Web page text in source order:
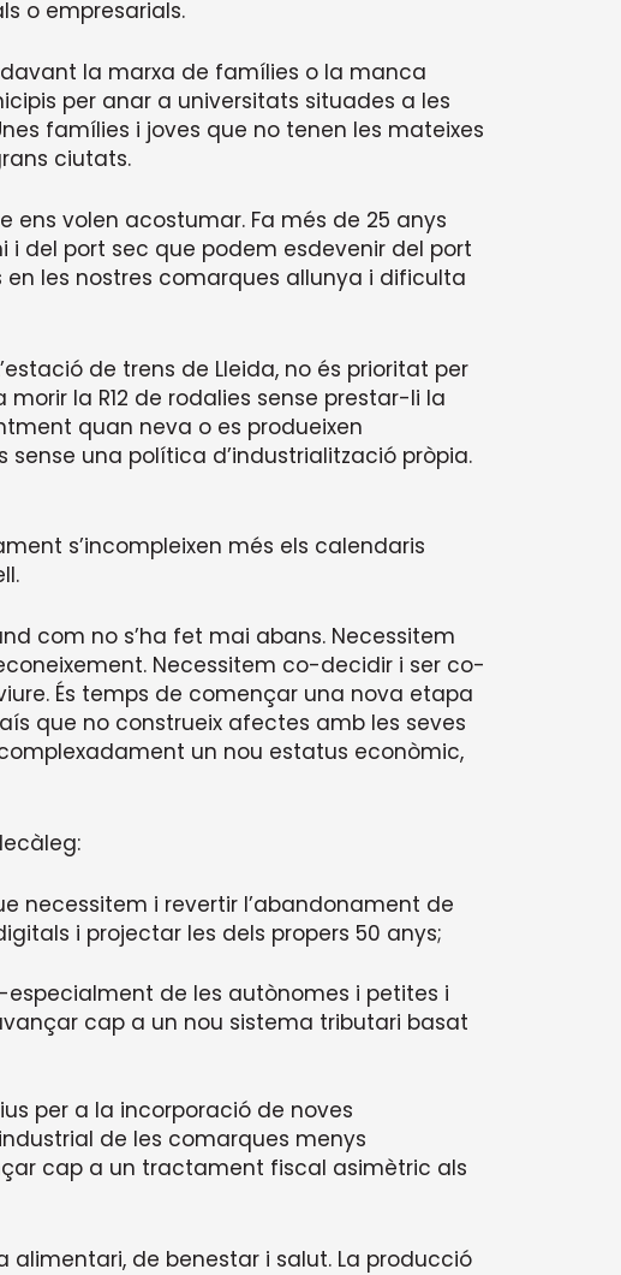
o empresarials.
la marxa de famílies o la manca
per anar a universitats situades a les
famílies i joves que no tenen les mateixes
ciutats.
ens volen acostumar. Fa més de 25 anys
i del port sec que podem esdevenir del port
les nostres comarques allunya i dificulta
de trens de Lleida, no és prioritat per
la R12 de rodalies sense prestar-li la
quan neva o es produeixen
una política d’industrialització pròpia.
s’incompleixen més els calendaris
com no s’ha fet mai abans. Necessitem
Necessitem co-decidir i ser co-
És temps de començar una nova etapa
que no construeix afectes amb les seves
un nou estatus econòmic,
necessitem i revertir l’abandonament de
i projectar les dels propers 50 anys;
de les autònomes i petites i
cap a un nou sistema tributari basat
per a la incorporació de noves
de les comarques menys
cap a un tractament fiscal asimètric als
de benestar i salut. La producció